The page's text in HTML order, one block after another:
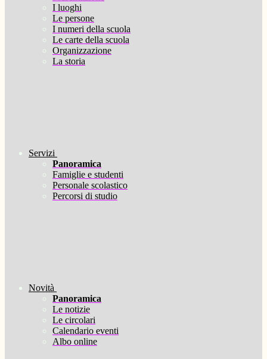
I luoghi
Le persone
I numeri della scuola
Le carte della scuola
Organizzazione
La storia
Servizi
Panoramica
Famiglie e studenti
Personale scolastico
Percorsi di studio
Novità
Panoramica
Le notizie
Le circolari
Calendario eventi
Albo online